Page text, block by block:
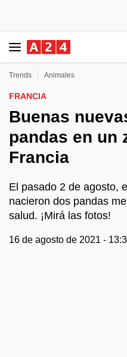
Trends Animales
FRANCIA
Buenas
pandas en un
Francia
El pasado 2 de agosto,
nacieron dos pandas
salud. ¡Mirá las fotos!
16 de agosto de 2021 -